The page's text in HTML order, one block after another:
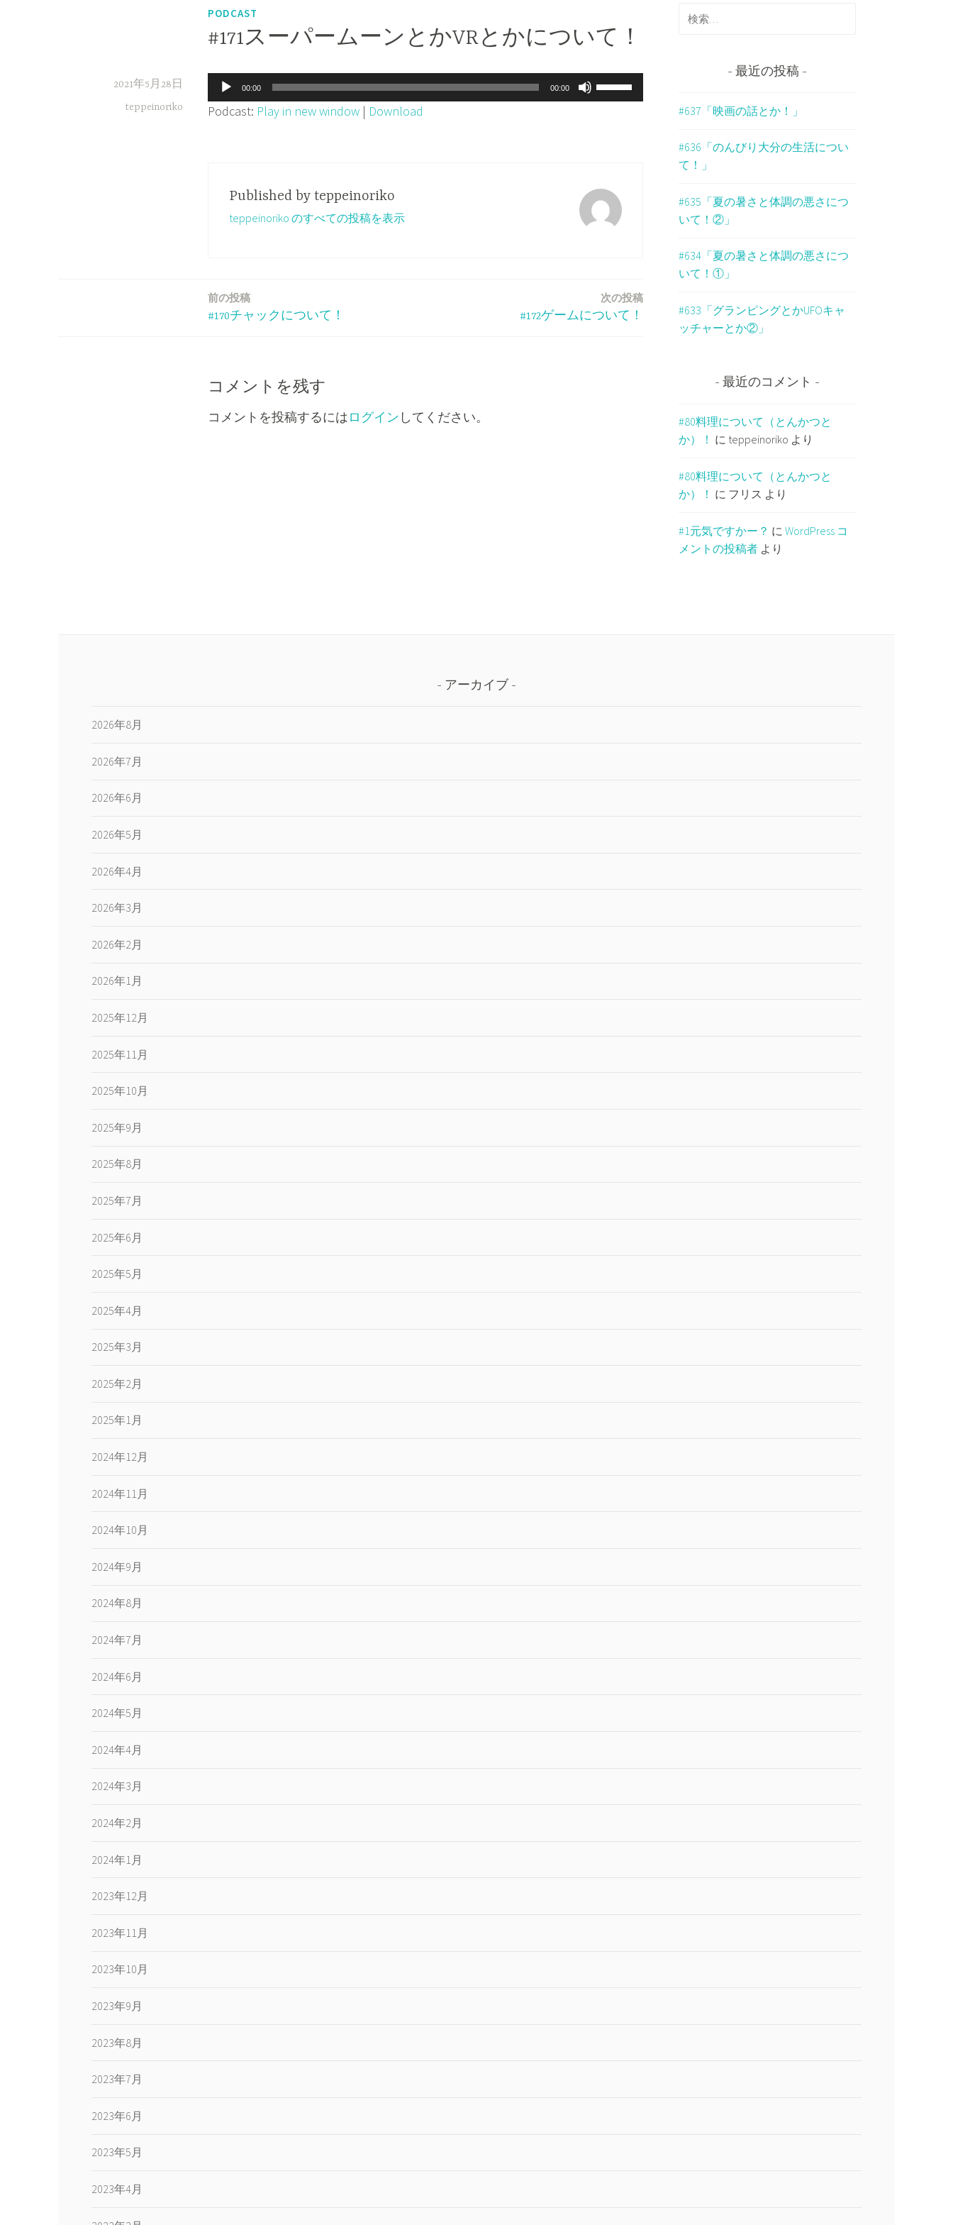
PODCAST
#171スーパームーンとかVRとかについて！
2021年5月28日
teppeinoriko
声
プ
00:00 00:00
ボ
リ
節
に
矢
印
Podcast: Play in new window | Download
Published by teppeinoriko
teppeinoriko のすべての投稿を表示
前の投稿
#170チャックについて！
次の投稿
#172ゲームについて！
コメントを残す
コメントを投稿するにはログイン してください。
検
最近の投稿
#637「映画の話とか！」
#636「のんびり大分の生活につい
て！」
#635「夏の暑さと体調の悪さにつ
いて！②」
#634「夏の暑さと体調の悪さにつ
いて！①」
#633「グランピングとかUFOキャ
ッチャーとか②」
最近のコメント
#80料理について（とんかつと
か）！ に teppeinoriko より
#80料理について（とんかつと
か）！ に フリス より
#1元気ですかー？ に WordPress コ
メントの投稿者 より
アーカイブ
2026年8月
2026年7月
2026年6月
2026年5月
2026年4月
2026年3月
2026年2月
2026年1月
2025年12月
2025年11月
2025年10月
2025年9月
2025年8月
2025年7月
2025年6月
2025年5月
2025年4月
2025年3月
2025年2月
2025年1月
2024年12月
2024年11月
2024年10月
2024年9月
2024年8月
2024年7月
2024年6月
2024年5月
2024年4月
2024年3月
2024年2月
2024年1月
2023年12月
2023年11月
2023年10月
2023年9月
2023年8月
2023年7月
2023年6月
2023年5月
2023年4月